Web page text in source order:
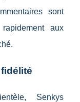
sont
aux
Senkys